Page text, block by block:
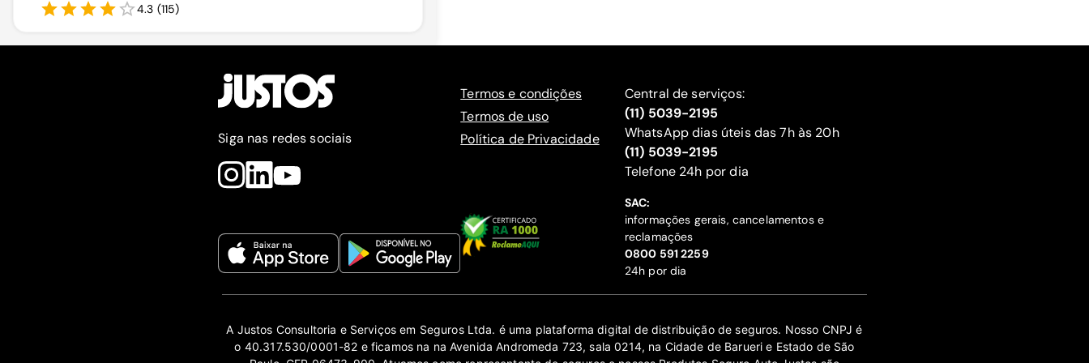
4.3 (115)
Siga nas redes sociais
Termos e condições
Termos de uso
Política de Privacidade
Central de serviços:
(11) 5039-2195
WhatsApp dias úteis das 7h às 20h
(11) 5039-2195
‍Telefone 24h por dia
SAC:
informações gerais, cancelamentos e
reclamações
‍0800 591 2259
24h por dia
A Justos Consultoria e Serviços em Seguros Ltda. é uma plataforma digital de distribuição de seguros. Nosso CNPJ é
o 40.317.530/0001-82 e ficamos na na Avenida Andromeda 723, sala 0214, na Cidade de Barueri e Estado de São